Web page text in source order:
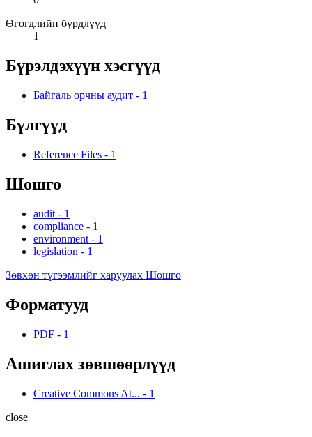
Өгөгдлийн бүрдлүүд
1
Бүрэлдэхүүн хэсгүүд
Байгаль орчны аудит - 1
Бүлгүүд
Reference Files - 1
Шошго
audit - 1
compliance - 1
environment - 1
legislation - 1
Зөвхөн түгээмлийг харуулах Шошго
Форматууд
PDF - 1
Ашиглах зөвшөөрлүүд
Creative Commons At... - 1
close